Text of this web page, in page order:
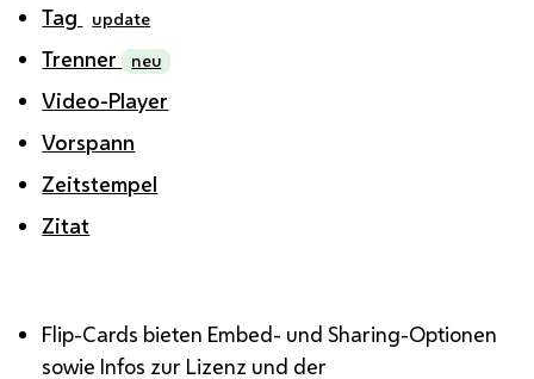
Tag
update
Trenner neu
Video-Player
Vorspann
Zeitstempel
Zitat
Flip-Cards bieten Embed- und Sharing-Optionen
sowie Infos zur Lizenz und der